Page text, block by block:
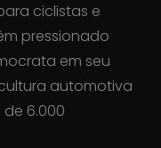
ciclistas e
pressionado
em seu
automotiva
6.000